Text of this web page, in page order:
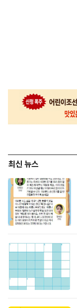
최신 뉴스